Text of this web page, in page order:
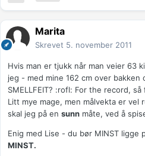
Marita
Skrevet 5. november 2011
Hvis man er tjukk når man veier 63
jeg - med mine 162 cm over
SMELLFEIT? :rofl: For the record,
Litt mye mage, men målvekta er
skal jeg på en sunn måte, ved å
Enig med Lise - du bør MINST ligge
MINST.